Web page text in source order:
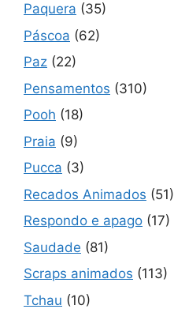
Paquera (35)
Páscoa (62)
Paz (22)
Pensamentos (310)
Pooh (18)
Praia (9)
Pucca (3)
Recados Animados (51)
Respondo e apago (17)
Saudade (81)
Scraps animados (113)
Tchau (10)